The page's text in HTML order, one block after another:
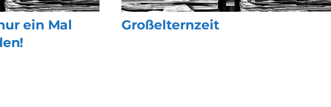
ein Mal
Großelternzeit